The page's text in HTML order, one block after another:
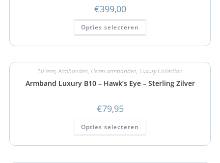
€399,00
Opties selecteren
10 mm,Armbanden, Heren armbanden, Luxury Collection
Armband Luxury B10 – Hawk’s Eye – Sterling Zilver
€79,95
Opties selecteren